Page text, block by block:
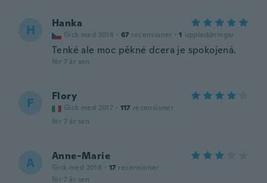
H Hanka
Gick med 2018 · 67 recensioner · 1 uppladdningar
Tenké ale moc pěkné dcera je spokojená.
för 7 år sen
F Flory
Gick med 2017 · 117 recensioner
för 7 år sen
A Anne-Marie
Gick med 2018 · 17 recensioner
för 7 år sen